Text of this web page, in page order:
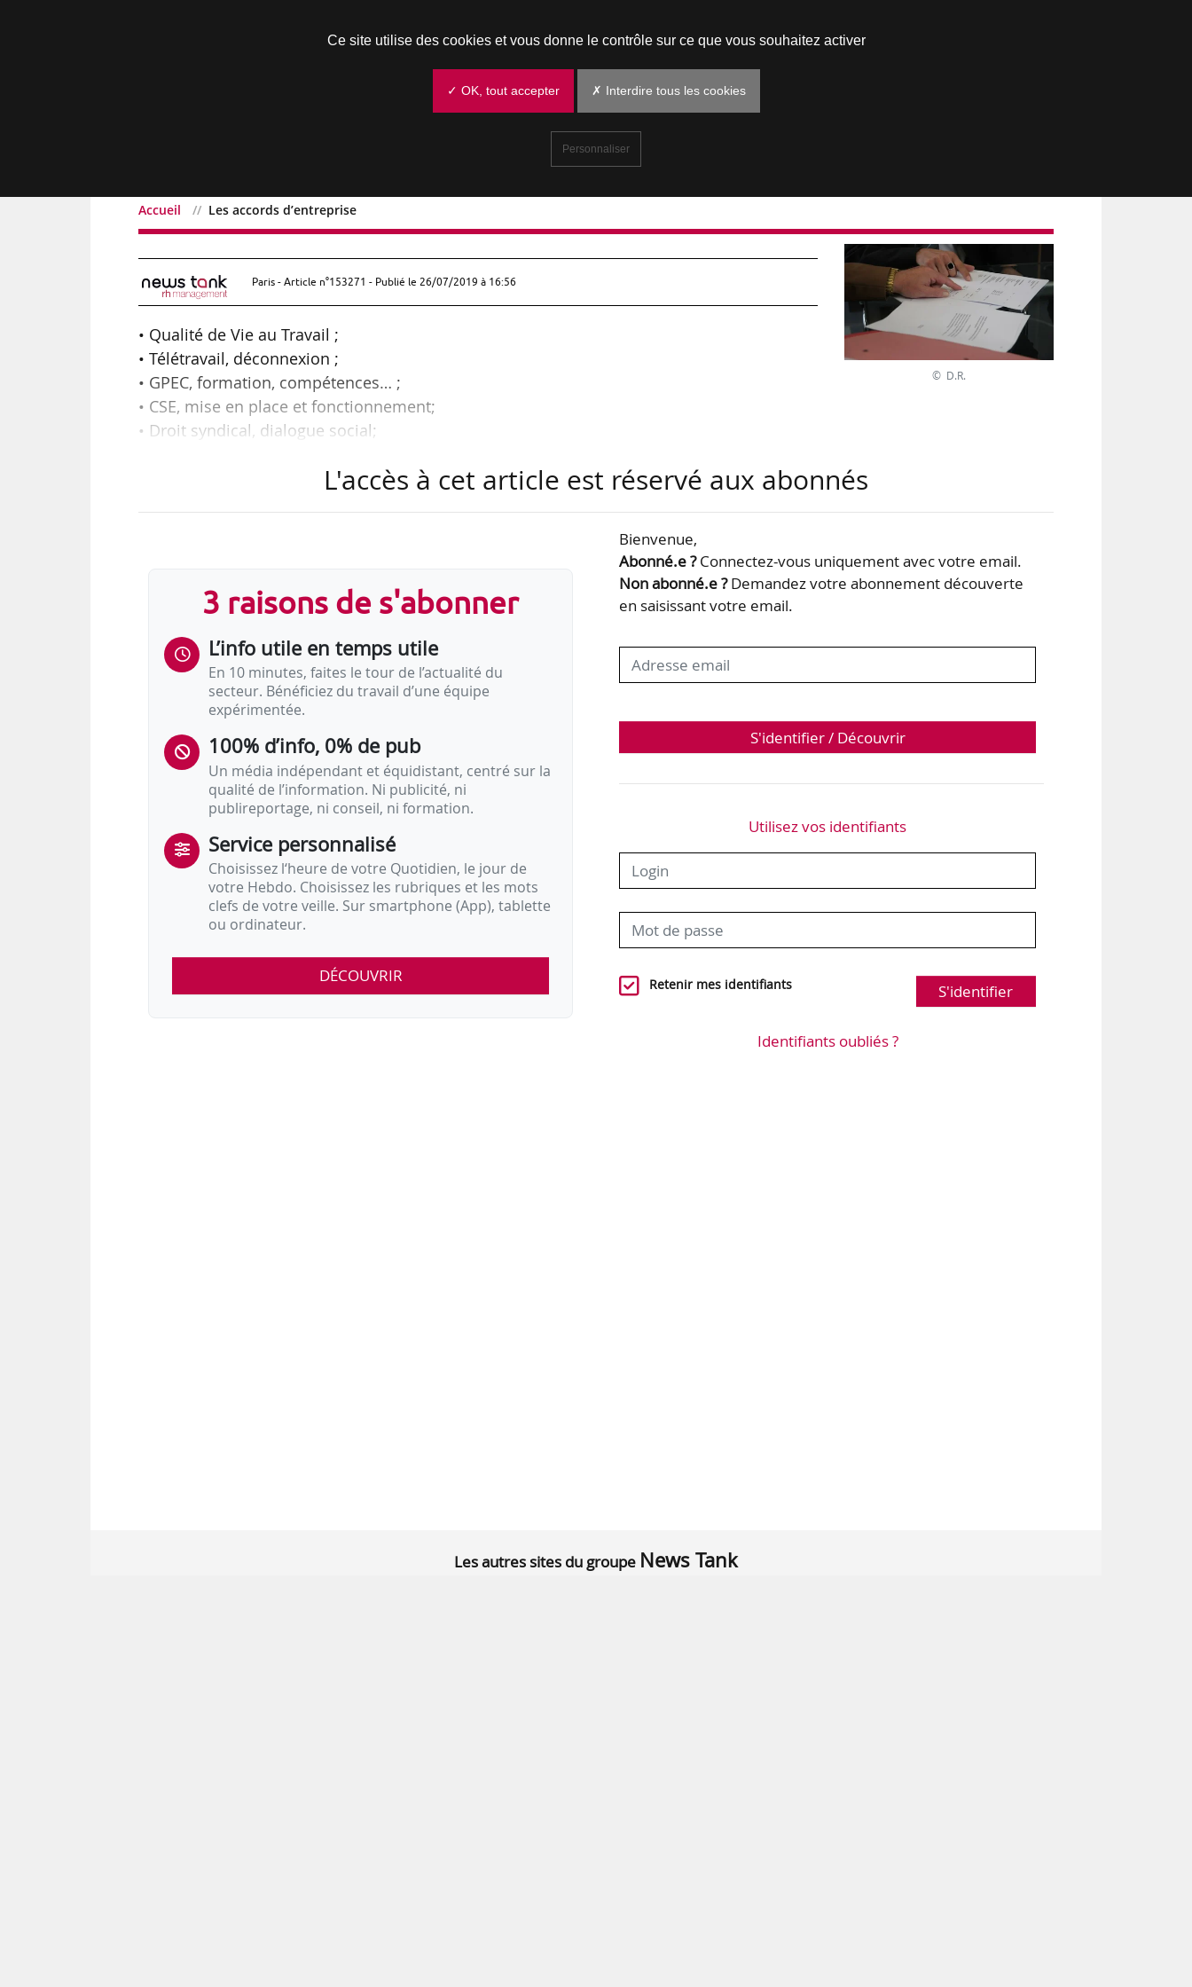
Accueil Les accords d’entreprise
Les accords d’entreprise
Paris - Article n°153271 - Publié le 26/07/2019 à 16:56
• Qualité de Vie au Travail ;
• Télétravail, déconnexion ;
• GPEC, formation, compétences… ;
• CSE, mise en place et fonctionnement;
• Droit syndical, dialogue social;
• Participation, intéressement, épargne salariale… ;
Tels sont les grands thèmes des rubriques du dossier dédié aux derniers accords
© D.R.
L'accès à cet article est réservé aux abonnés
3 raisons de s'abonner
L’info utile en temps utile
En 10 minutes, faites le tour de l’actualité du
secteur. Bénéficiez du travail d’une équipe
expérimentée.
100% d’info, 0% de pub
Un média indépendant et équidistant, centré sur la
qualité de l’information. Ni publicité, ni
publireportage, ni conseil, ni formation.
Service personnalisé
Choisissez l‘heure de votre Quotidien, le jour de
votre Hebdo. Choisissez les rubriques et les mots
clefs de votre veille. Sur smartphone (App), tablette
ou ordinateur.
DÉCOUVRIR
Bienvenue,
Abonné.e ?Connectez-vous uniquement avec votre email.
Non abonné.e ?Demandez votre abonnement découverte
en saisissant votre email.
S'identifier / Découvrir
Utilisez vos identifiants
Retenir mes identifiants S'identifier
Identifiants oubliés ?
Les autres sites du groupe News Tank
Ce site utilise des cookies et vous donne le contrôle sur ce que vous souhaitez activer
✓ OK, tout accepter ✗ Interdire tous les cookies
Personnaliser